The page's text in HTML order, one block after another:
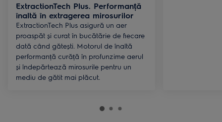
ExtractionTech Plus. Performanță
înaltă în extragerea mirosurilor
ExtractionTech Plus asigură un aer
proaspăt și curat în bucătărie de fiecare
dată când gătești. Motorul de înaltă
performanță curăță în profunzime aerul
și îndepărtează mirosurile pentru un
mediu de gătit mai plăcut.